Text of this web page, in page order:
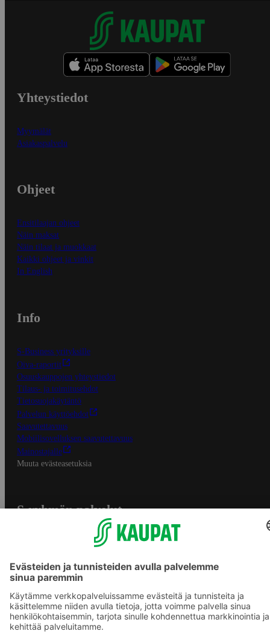
Yhteystiedot
Myymälät
Asiakaspalvelu
Ohjeet
Ensitilaajan ohjeet
Näin maksat
Näin tilaat ja muokkaat
Kaikki ohjeet ja vinkit
In English
Info
S-Business yrityksille
Oiva-raportit
Osuuskauppojen yhteystiedot
Tilaus- ja toimitusehdot
Tietosuojakäytäntö
Palvelun käyttöehdot
Saavutettavuus
Mobiilisovelluksen saavutettavuus
Mainostajalle
Muuta evästeasetuksia
S-ryhmän palvelut
Yhteishyvä Ruoka -sovellus
S-ostoslista -sovellus
Prisma.fi
Sokos.fi
S-Pankki